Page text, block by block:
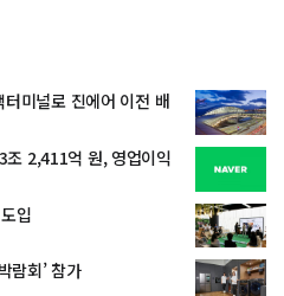
미널로 진에어 이전 배
2,411억 원, 영업이익
입
람회’ 참가